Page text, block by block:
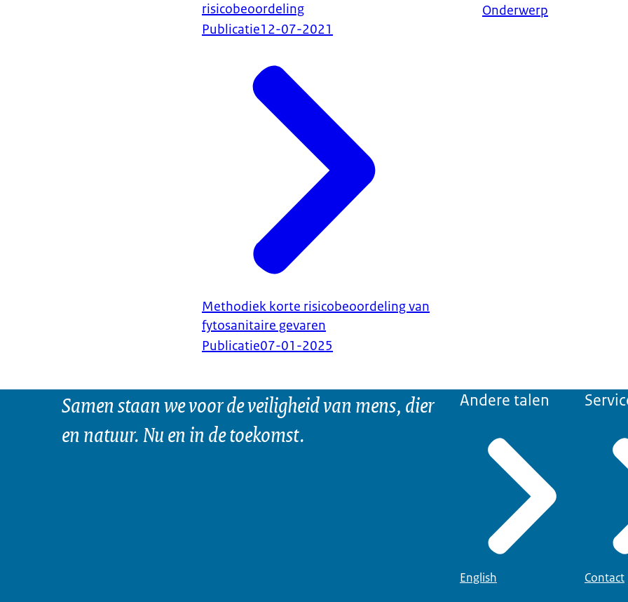
risicobeoordeling
Publicatie12-07-2021
Methodiek korte risicobeoordeling van
fytosanitaire gevaren
Publicatie07-01-2025
Onderwerp
Samen staan we voor de veiligheid van mens, dier
en natuur. Nu en in de toekomst.
Andere talen
English Contact